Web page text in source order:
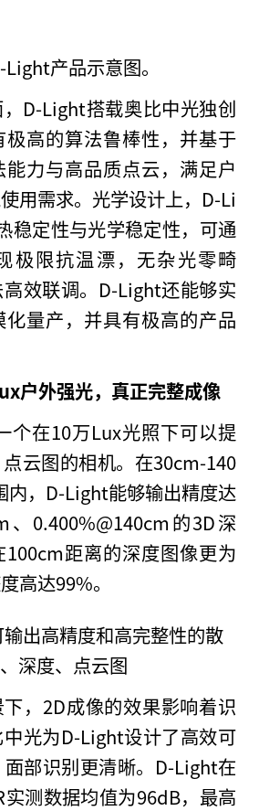
Light产品示意图。
D-Light搭载奥比中光独创
高的算法鲁棒性，并基于
力与高品质点云，满足户
用需求。光学设计上，D-Li
稳定性与光学稳定性，可通
极限抗温漂，无杂光零畸
效联调。D-Light还能够实
量产，并具有极高的产品
户外强光，真正完整成像
个在10万Lux光照下可以提
云图的相机。在30cm-140
内，D-Light能够输出精度达
、0.400%@140cm的3D深
距离的深度图像更为
高达99%。
出高精度和高完整性的散
深度、点云图
，2D成像的效果影响着识
光为D-Light设计了高效可
部识别更清晰。D-Light在
测数据均值为96dB，最高